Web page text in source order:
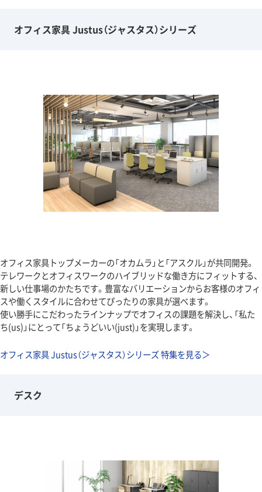
オフィス家具 Justus（ジャスタス）シリーズ
オフィス家具トップメーカーの「オカムラ」と「アスクル」が共同開発。
テレワークとオフィスワークのハイブリッドな働き方にフィットする、
新しい仕事場のかたちです。豊富なバリエーションからお客様のオフィ
スや働くスタイルに合わせてぴったりの家具が選べます。
使い勝手にこだわったラインナップでオフィスの課題を解決し、「私た
ち(us)」にとって「ちょうどいい(just)」を実現します。
オフィス家具 Justus（ジャスタス）シリーズ 特集を見る＞
デスク